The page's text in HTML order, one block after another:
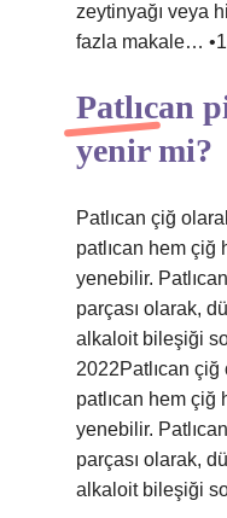
zeytinyağı veya
fazla makale…
Patlıcan
yenir mi?
Patlıcan çiğ
patlıcan hem çiğ
yenebilir.
parçası olarak,
alkaloit bileşiği
2022Patlıcan
patlıcan hem çiğ
yenebilir.
parçası olarak,
alkaloit bileşiği